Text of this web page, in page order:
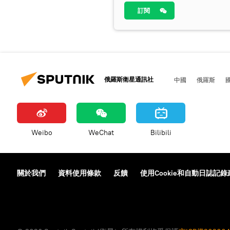
訂閱
俄羅斯衛星通訊社 中國 俄羅斯
Weibo WeChat Bilibili
關於我們 資料使用條款 反饋 使用Cookie和自動日誌記錄